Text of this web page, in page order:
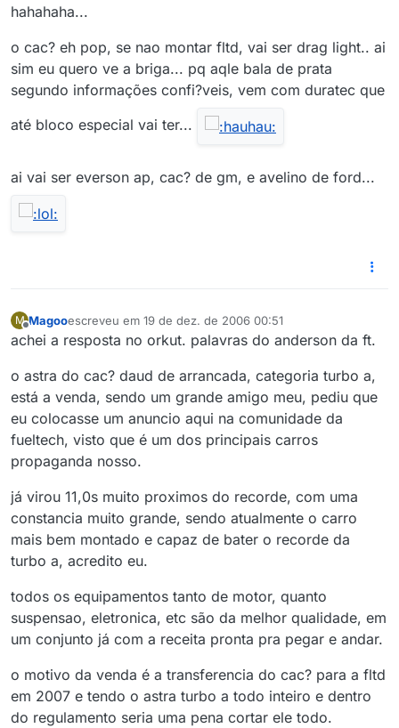
hahahaha...
o cac? eh pop, se nao montar fltd, vai ser drag light.. ai
sim eu quero ve a briga... pq aqle bala de prata
segundo informações confi?veis, vem com duratec que
até bloco especial vai ter...
ai vai ser everson ap, cac? de gm, e avelino de ford...
M
Offline
Magooescreveu em 19 de dez. de 2006 00:51
última edição por
achei a resposta no orkut. palavras do anderson da ft.
o astra do cac? daud de arrancada, categoria turbo a,
está a venda, sendo um grande amigo meu, pediu que
eu colocasse um anuncio aqui na comunidade da
fueltech, visto que é um dos principais carros
propaganda nosso.
já virou 11,0s muito proximos do recorde, com uma
constancia muito grande, sendo atualmente o carro
mais bem montado e capaz de bater o recorde da
turbo a, acredito eu.
todos os equipamentos tanto de motor, quanto
suspensao, eletronica, etc são da melhor qualidade, em
um conjunto já com a receita pronta pra pegar e andar.
o motivo da venda é a transferencia do cac? para a fltd
em 2007 e tendo o astra turbo a todo inteiro e dentro
do regulamento seria uma pena cortar ele todo.